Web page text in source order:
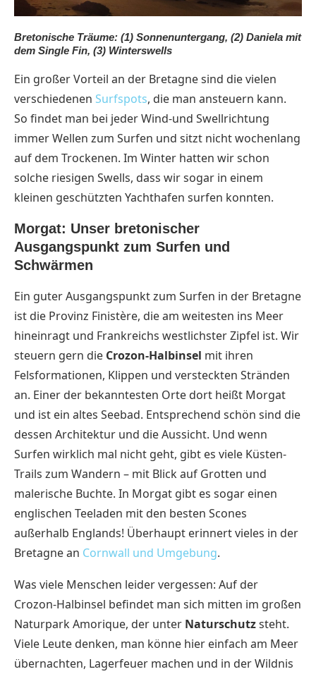
Bretonische Träume: (1) Sonnenuntergang, (2) Daniela mit
dem Single Fin, (3) Winterswells
Ein großer Vorteil an der Bretagne sind die vielen
verschiedenen Surfspots, die man ansteuern kann.
So findet man bei jeder Wind-und Swellrichtung
immer Wellen zum Surfen und sitzt nicht wochenlang
auf dem Trockenen. Im Winter hatten wir schon
solche riesigen Swells, dass wir sogar in einem
kleinen geschützten Yachthafen surfen konnten.
Morgat: Unser bretonischer
Ausgangspunkt zum Surfen und
Schwärmen
Ein guter Ausgangspunkt zum Surfen in der Bretagne
ist die Provinz Finistère, die am weitesten ins Meer
hineinragt und Frankreichs westlichster Zipfel ist. Wir
steuern gern die Crozon-Halbinsel mit ihren
Felsformationen, Klippen und versteckten Stränden
an. Einer der bekanntesten Orte dort heißt Morgat
und ist ein altes Seebad. Entsprechend schön sind die
dessen Architektur und die Aussicht. Und wenn
Surfen wirklich mal nicht geht, gibt es viele Küsten-
Trails zum Wandern – mit Blick auf Grotten und
malerische Buchte. In Morgat gibt es sogar einen
englischen Teeladen mit den besten Scones
außerhalb Englands! Überhaupt erinnert vieles in der
Bretagne an Cornwall und Umgebung.
Was viele Menschen leider vergessen: Auf der
Crozon-Halbinsel befindet man sich mitten im großen
Naturpark Amorique, der unter Naturschutzsteht.
Viele Leute denken, man könne hier einfach am Meer
übernachten, Lagerfeuer machen und in der Wildnis